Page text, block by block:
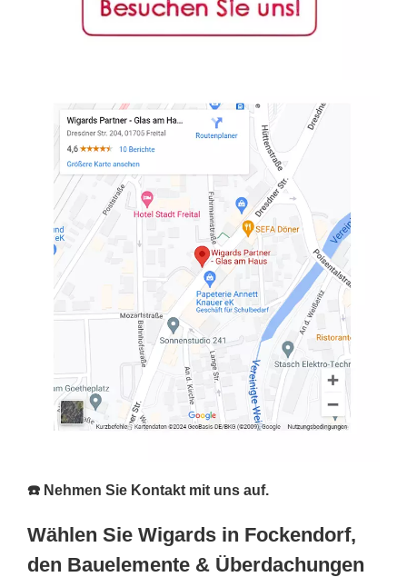
☎️ Nehmen Sie Kontakt mit uns auf.
Wählen Sie Wigards in Fockendorf,
den Bauelemente & Überdachungen